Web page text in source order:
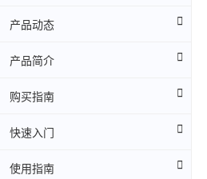
产品动态
产品简介
购买指南
快速入门
使用指南